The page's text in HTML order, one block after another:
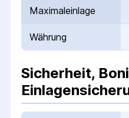
Maximaleinlage
Währung
Sicherheit,